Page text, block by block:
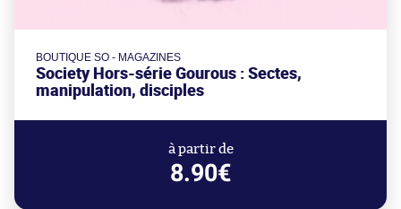
BOUTIQUE SO - MAGAZINES
Society Hors-série Gourous : Sectes,
manipulation, disciples
à partir de
8.90€